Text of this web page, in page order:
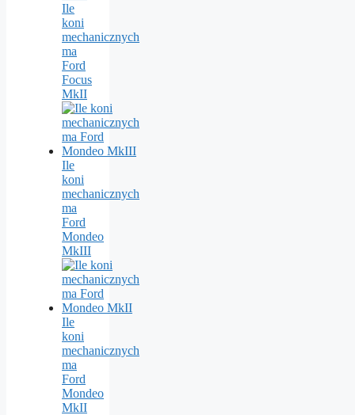
Ile
koni
mechanicznych
ma
Ford
Focus
MkII
Ile
koni
mechanicznych
ma
Ford
Mondeo
MkIII
Ile
koni
mechanicznych
ma
Ford
Mondeo
MkII